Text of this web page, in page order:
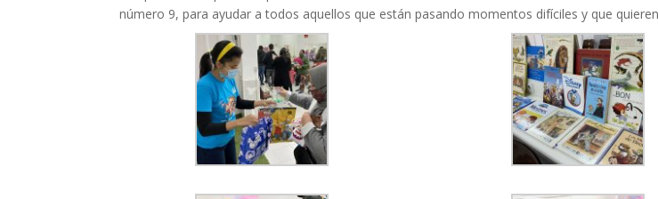
número 9, para ayudar a todos aquellos que están pasando momentos difíciles y que